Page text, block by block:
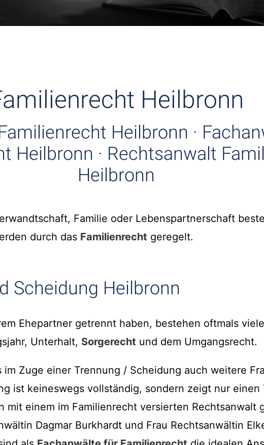
Heilbronn
Heilbronn ·
Heilbronn · Rechtsanwalt
Heilbronn
Familie oder Lebenspartnerschaft
durch das Familienrecht geregelt.
Scheidung Heilbronn
Ehepartner getrennt haben, bestehen oftmals
Unterhalt, Sorgerecht und dem Umgangsrecht.
im Zuge einer Trennung / Scheidung auch weitere
ist keineswegs vollständig, sondern zeigt nur einen
mit einem im Familienrecht versierten Rechtsanwalt
Dagmar Burkhardt und Frau Rechtsanwältin